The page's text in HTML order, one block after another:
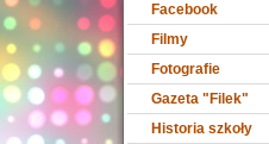
Facebook
Filmy
Fotografie
Gazeta "Filek"
Historia szkoły